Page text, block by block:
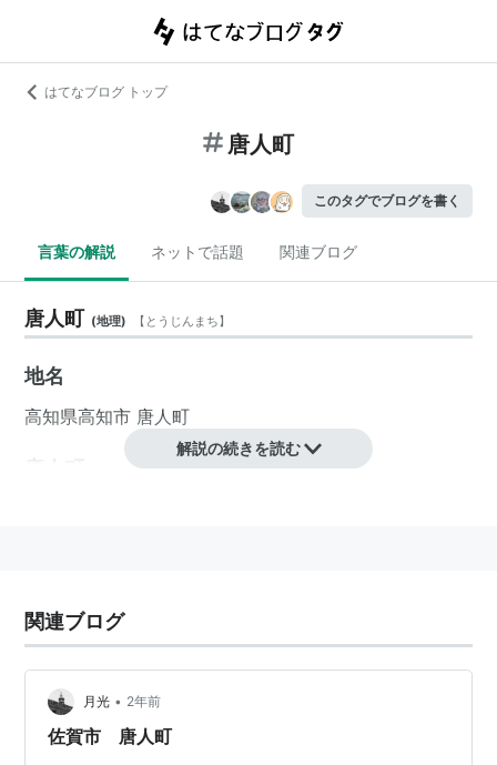
はてなブログ トップ
唐人町
このタグでブログを書く
言葉の解説 ネットで話題 関連ブログ
唐人町 (地理) 【 とうじんまち】
地名
高知県高知市 唐人町
【とうじんまち】
唐人町駅 福岡市交通局（空港線）
市地下鉄 ）の駅。→
福岡ドーム
の最寄駅。野球やイベントの開催時は混雑す
る。島式ホーム。
解説の続きを読む
関連ブログ
月光 • 2年前
佐賀市 唐人町